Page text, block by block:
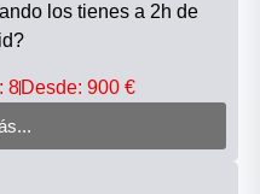
los tienes a 2h de
8Desde: 900 €